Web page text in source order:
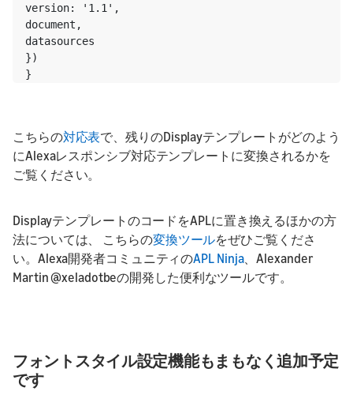
version: '1.1',
document,
datasources
})
}
こちらの対応表で、残りのDisplayテンプレートがどのよう
にAlexaレスポンシブ対応テンプレートに変換されるかを
ご覧ください。
DisplayテンプレートのコードをAPLに置き換えるほかの方
法については、 こちらの変換ツールをぜひご覧くださ
い。Alexa開発者コミュニティのAPL Ninja、Alexander
Martin @xeladotbeの開発した便利なツールです。
フォントスタイル設定機能もまもなく追加予定
です